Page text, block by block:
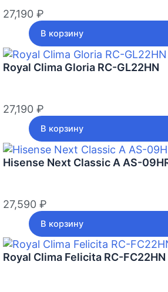
27,190 ₽
В корзину
Royal Clima Gloria RC-GL22HN
27,190 ₽
В корзину
Hisense Next Classic A AS-
27,590 ₽
В корзину
Royal Clima Felicita RC-FC22HN